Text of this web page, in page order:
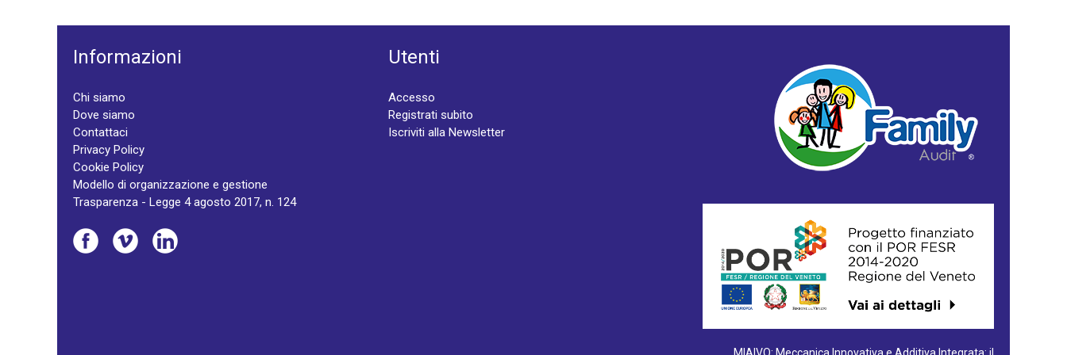
Informazioni
Chi siamo
Dove siamo
Contattaci
Privacy Policy
Cookie Policy
Modello di organizzazione e gestione
Trasparenza - Legge 4 agosto 2017, n. 124
Utenti
Accesso
Registrati subito
Iscriviti alla Newsletter